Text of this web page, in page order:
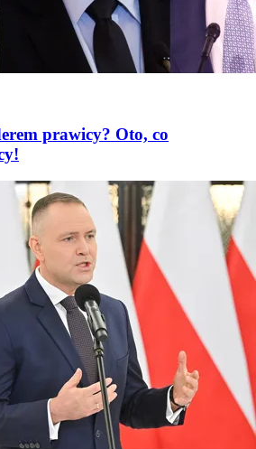
prawicy? Oto, co